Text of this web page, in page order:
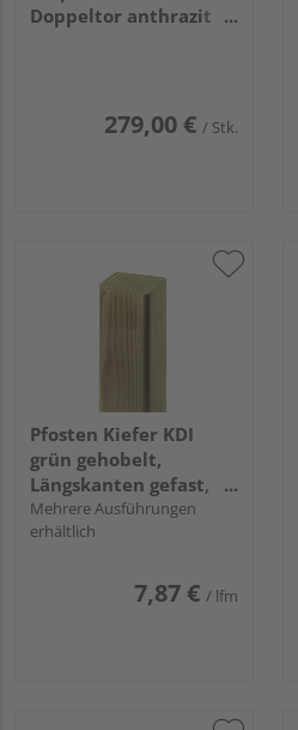
Doppeltor anthrazit
279,00 € / Stk.
Pfosten Kiefer KDI
grün gehobelt,
Längskanten gefast,
Kopf gerade
Mehrere Ausführungen
erhältlich
7,87 € / lfm